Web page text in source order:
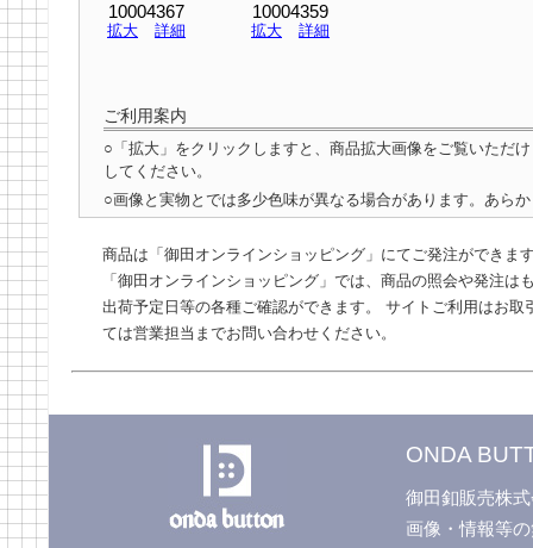
10004367
拡大 詳細
10004359
拡大 詳細
ご利用案内
○「拡大」をクリックしますと、商品拡大画像をご覧いただ
してください。
○画像と実物とでは多少色味が異なる場合があります。あら
商品は「御田オンラインショッピング」にてご発注ができま
「御田オンラインショッピング」では、商品の照会や発注
出荷予定日等の各種ご確認ができます。 サイトご利用はお
ては営業担当までお問い合わせください。
ONDA
御田釦販売株
画像・情報等